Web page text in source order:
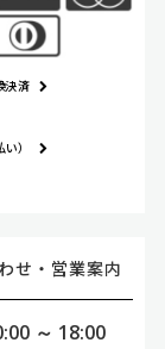
決済
）
せ・ 営業案内
～ 18:00